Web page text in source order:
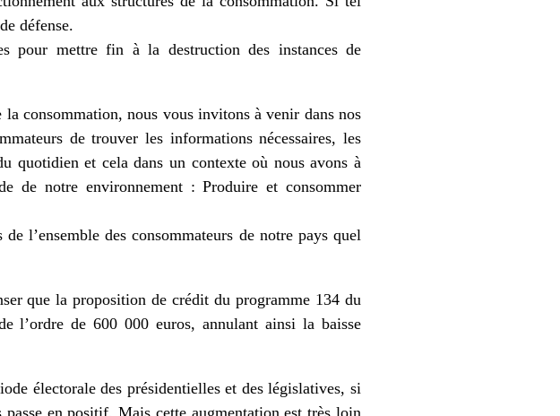
défense.
pour mettre fin à la destruction des instances de
consommation, nous vous invitons à venir dans nos
de trouver les informations nécessaires, les
quotidien et cela dans un contexte où nous avons à
de notre environnement : Produire et consommer
l’ensemble des consommateurs de notre pays quel
que la proposition de crédit du programme 134 du
l’ordre de 600 000 euros, annulant ainsi la baisse
électorale des présidentielles et des législatives, si